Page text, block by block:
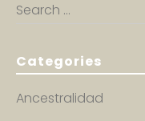
Search …
Categories
Ancestralidad